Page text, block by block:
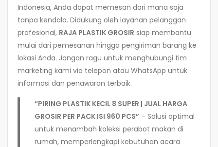
Indonesia, Anda dapat memesan dari mana saja
tanpa kendala. Didukung oleh layanan pelanggan
profesional, RAJA PLASTIK GROSIR siap membantu
mulai dari pemesanan hingga pengiriman barang ke
lokasi Anda. Jangan ragu untuk menghubungi tim
marketing kami via telepon atau WhatsApp untuk
informasi dan penawaran terbaik.
“PIRING PLASTIK KECIL 8 SUPER | JUAL HARGA
GROSIR PER PACK ISI 960 PCS” – Solusi optimal
untuk menambah koleksi perabot makan di
rumah, memperlengkapi kebutuhan acara